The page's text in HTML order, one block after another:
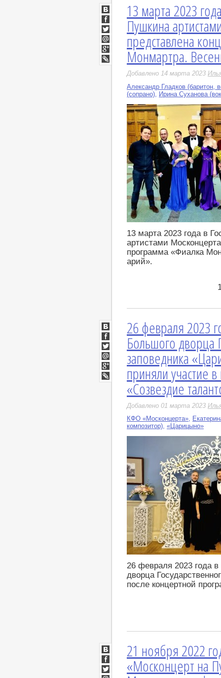
13 марта 2023
Пушкина
представлена
Монмартра.
Добавлено 14 марта 2023
Александр Гладков (баритон,
(сопрано) Ирина Суханова
13 марта 2023 года в
артистами
программа «Фиалка
арий».
ВКонтакте
Facebook
Twitter
Мой
Мир
Google+
LiveJournal
26 февраля 2023
Большого дворца
заповедника
приняли участие
«Созвездие
Добавлено 01 марта 2023
КФО «Москонцерта»,
композитор), «Царицыно»
26 февраля 2023 года
дворца
после концертной
ВКонтакте
Facebook
Twitter
Мой
Мир
Google+
LiveJournal
21 ноября 2022
«Москонцерт на
ВКонтакте
Facebook